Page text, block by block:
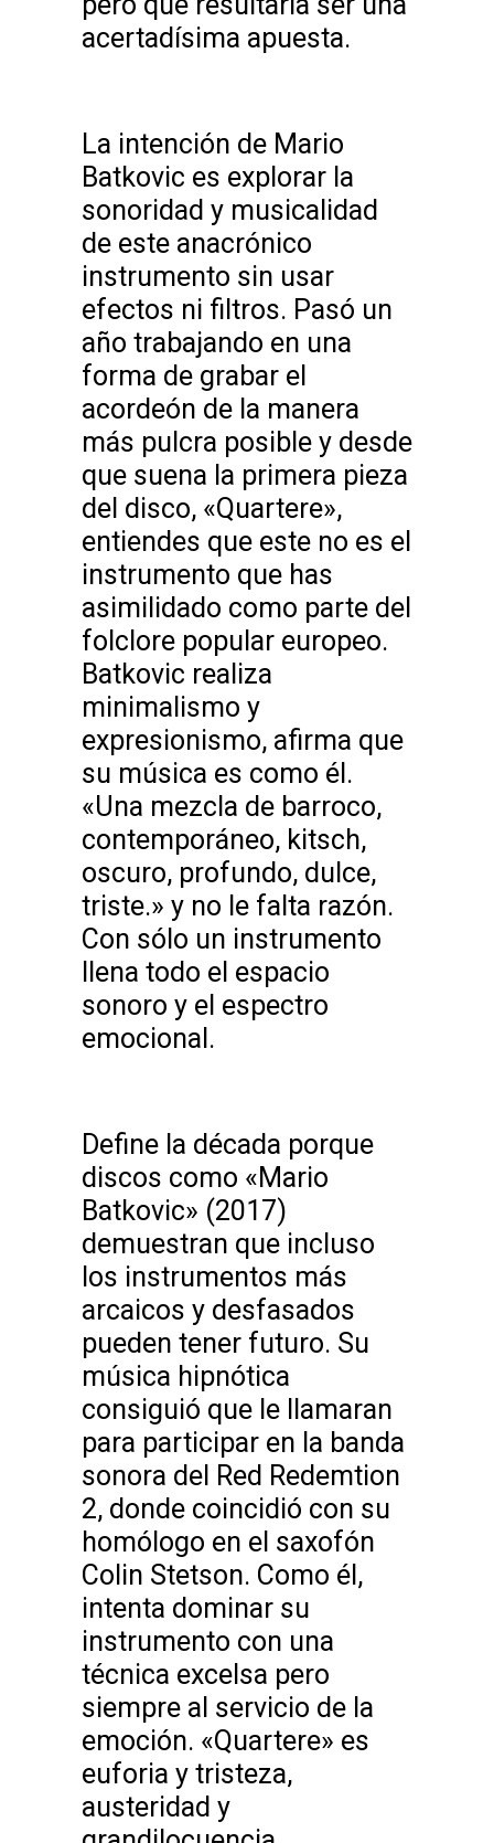
acertadísima apuesta.
La intención de Mario
Batkovic es explorar la
sonoridad y musicalidad
de este anacrónico
instrumento sin usar
efectos ni filtros. Pasó un
año trabajando en una
forma de grabar el
acordeón de la manera
más pulcra posible y desde
que suena la primera pieza
del disco, «Quartere»,
entiendes que este no es el
instrumento que has
asimilidado como parte del
folclore popular europeo.
Batkovic realiza
minimalismo y
expresionismo, afirma que
su música es como él.
«Una mezcla de barroco,
contemporáneo, kitsch,
oscuro, profundo, dulce,
triste.» y no le falta razón.
Con sólo un instrumento
llena todo el espacio
sonoro y el espectro
emocional.
Define la década porque
discos como «Mario
Batkovic» (2017)
demuestran que incluso
los instrumentos más
arcaicos y desfasados
pueden tener futuro. Su
música hipnótica
consiguió que le llamaran
para participar en la banda
sonora del Red Redemtion
2, donde coincidió con su
homólogo en el saxofón
Colin Stetson. Como él,
intenta dominar su
instrumento con una
técnica excelsa pero
siempre al servicio de la
emoción. «Quartere» es
euforia y tristeza,
austeridad y